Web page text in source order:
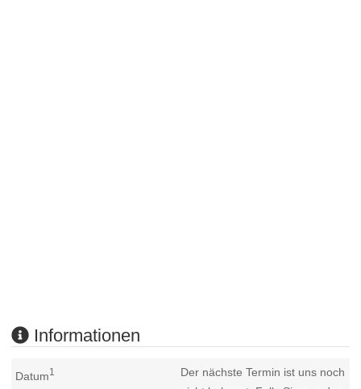
Informationen
Datum1
Der nächste Termin ist uns noch